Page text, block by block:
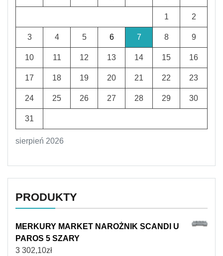
sierpień 2026
1 2
3 4 5 6 7 8 9
10 11 12 13 14 15 16
17 18 19 20 21 22 23
24 25 26 27 28 29 30
31
PRODUKTY
MERKURY MARKET NAROŻNIK SCANDI U
PAROS 5 SZARY
3 302,10zł